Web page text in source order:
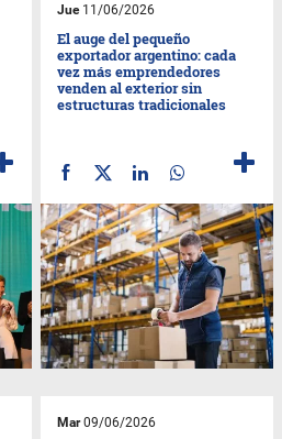
Jue11/06/2026
El auge del pequeño
exportador argentino: cada
vez más emprendedores
venden al exterior sin
estructuras tradicionales
Mar09/06/2026